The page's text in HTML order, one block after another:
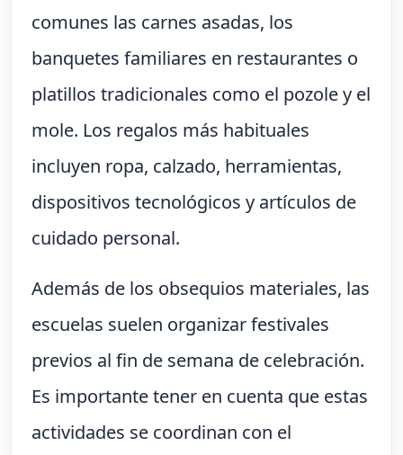
comunes las carnes asadas, los
banquetes familiares en restaurantes o
platillos tradicionales como el pozole y el
mole. Los regalos más habituales
incluyen ropa, calzado, herramientas,
dispositivos tecnológicos y artículos de
cuidado personal.
Además de los obsequios materiales, las
escuelas suelen organizar festivales
previos al fin de semana de celebración.
Es importante tener en cuenta que estas
actividades se coordinan con el